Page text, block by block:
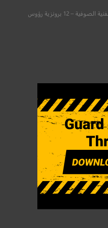
رجل يبحث في العالم عن مجموعة من الأعمال الفنية الصوفية – 12 برونزية رؤوس